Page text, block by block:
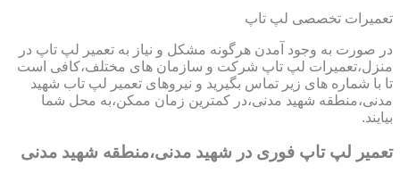
تعمیرات تخصصی لپ تاپ
در صورت به وجود آمدن هرگونه مشکل و نیاز به تعمیر لپ تاپ در
منزل،تعمیرات لپ تاپ شرکت و سازمان های مختلف،کافی است
تا با شماره های زیر تماس بگیرید و نیروهای تعمیر لپ تاب شهید
مدنی،منطقه شهید مدنی،در کمترین زمان ممکن،به محل شما
بیایند.
تعمیر لپ تاپ فوری در شهید مدنی،منطقه شهید مدنی